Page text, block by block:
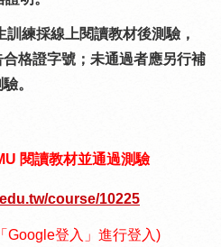
練採線上閱讀教材後測驗，
格證字號；未通過者應另行補
。
閱讀教材並通過測驗
course/10225
Google登入」進行登入)